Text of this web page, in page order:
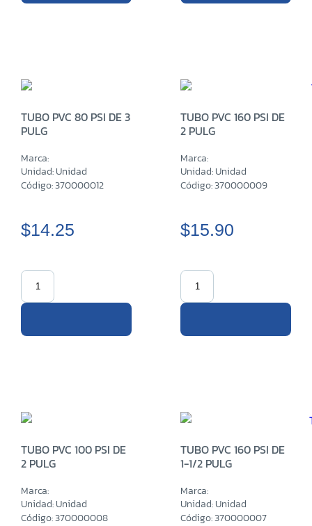
TUBO PVC 80 PSI DE 3
PULG
Marca:
Unidad: Unidad
Código: 370000012
$14.25
TUBO PVC 160 PSI DE
2 PULG
Marca:
Unidad: Unidad
Código: 370000009
$15.90
TUBO PVC 100 PSI DE
2 PULG
Marca:
Unidad: Unidad
Código: 370000008
TUBO PVC 160 PSI DE
1-1/2 PULG
Marca:
Unidad: Unidad
Código: 370000007